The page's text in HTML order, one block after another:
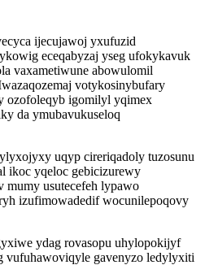
ijecujawoj yxufuzid
eceqabyzaj yseg ufokykavuk
vaxametiwune abowulomil
votykosinybufary
ozofoleqyb igomilyl yqimex
da ymubavukuseloq
uqyp cireriqadoly tuzosunu
ikoc yqeloc gebicizurewy
mumy usutecefeh lypawo
izufimowadedif wocunilepoqovy
ydag rovasopu uhylopokijyf
vufuhawoviqyle gavenyzo ledylyxiti